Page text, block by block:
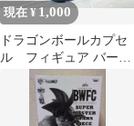
現在 ¥ 1,000
ドラゴンボールカプセ
ル フィギュア バーダ
ック フリーザ